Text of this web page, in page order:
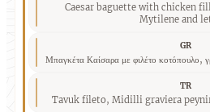
Caesar baguette with chicken
Mytilene and
GR
Μπαγκέτα Καίσαρα με φιλέτο κοτόπουλο,
TR
Tavuk fileto, Midilli graviera